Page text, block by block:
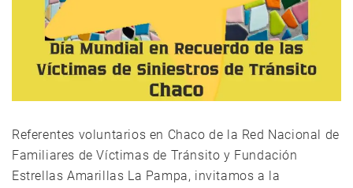
Referentes voluntarios en Chaco de la Red Nacional de
Familiares de Víctimas de Tránsito y Fundación
Estrellas Amarillas La Pampa, invitamos a la